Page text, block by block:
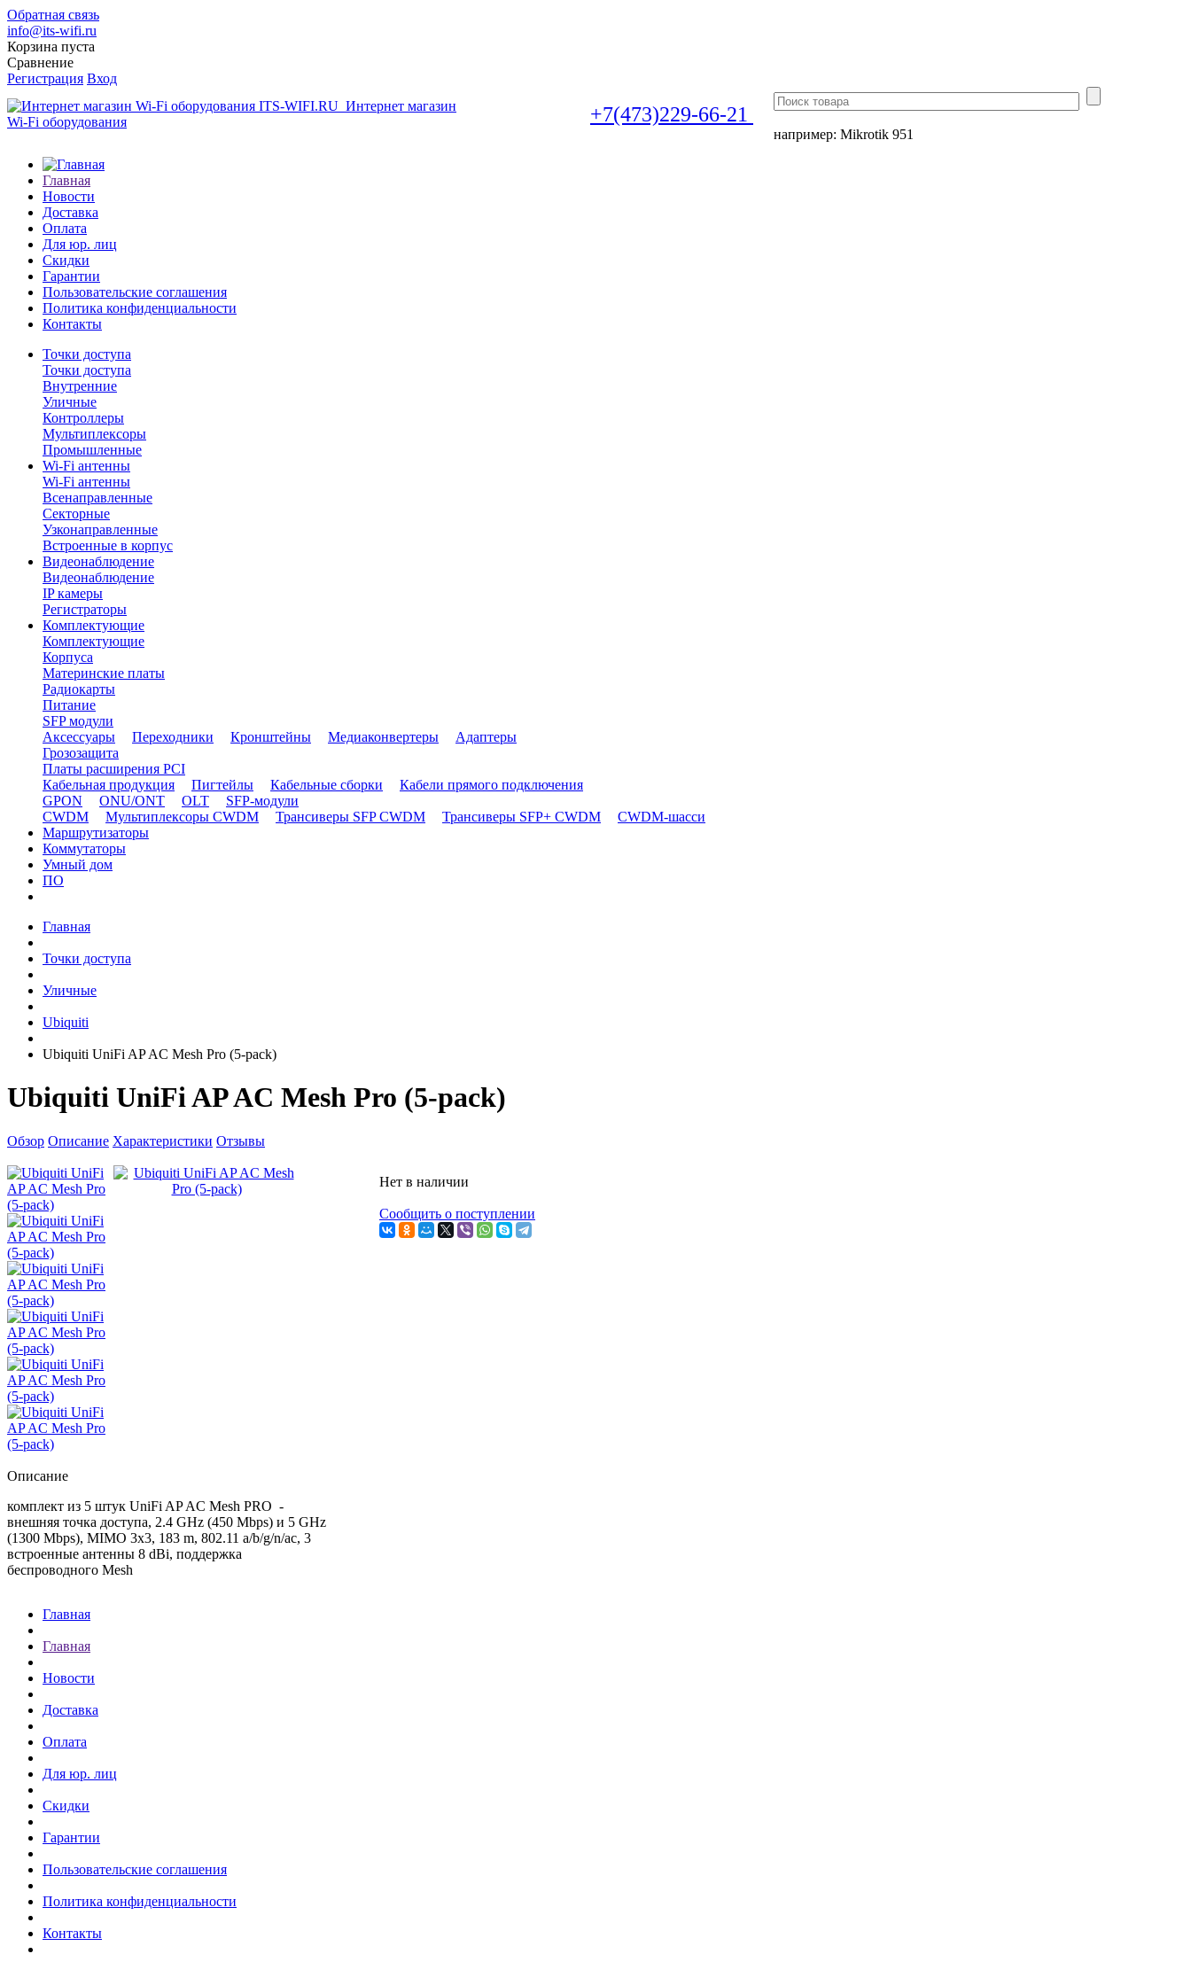
Обратная связь
info@its-wifi.ru
Корзина пуста
Сравнение
Регистрация Вход
Интернет магазин
Wi-Fi оборудования
+7(473)229-66-21
например: Mikrotik 951
Главная
Новости
Доставка
Оплата
Для юр. лиц
Скидки
Гарантии
Пользовательские соглашения
Политика конфиденциальности
Контакты
Точки доступа
Точки доступа
Внутренние
Уличные
Контроллеры
Мультиплексоры
Промышленные
Wi-Fi антенны
Wi-Fi антенны
Всенаправленные
Секторные
Узконаправленные
Встроенные в корпус
Видеонаблюдение
Видеонаблюдение
IP камеры
Регистраторы
Комплектующие
Комплектующие
Корпуса
Материнские платы
Радиокарты
Питание
SFP модули
Аксессуары
Переходники Кронштейны Медиаконвертеры
Адаптеры
Грозозащита
Платы расширения PCI
Кабельная продукция
Пигтейлы Кабельные сборки
Кабели прямого подключения
GPON
ONU/ONT OLT
SFP-модули
CWDM
Мультиплексоры CWDM Трансиверы SFP CWDM Трансиверы SFP+ CWDM
CWDM-шасси
Маршрутизаторы
Коммутаторы
Умный дом
ПО
Главная
Точки доступа
Уличные
Ubiquiti
Ubiquiti UniFi AP AC Mesh Pro (5-pack)
Ubiquiti UniFi AP AC Mesh Pro (5-pack)
Обзор Описание Характеристики Отзывы
Нет в наличии
Сообщить о поступлении
Описание
комплект из 5 штук UniFi AP AC Mesh PRO -
внешняя точка доступа, 2.4 GHz (450 Mbps) и 5 GHz
(1300 Mbps), MIMO 3x3, 183 m, 802.11 a/b/g/n/ac, 3
встроенные антенны 8 dBi, поддержка
беспроводного Mesh
Главная
Главная
Новости
Доставка
Оплата
Для юр. лиц
Скидки
Гарантии
Пользовательские соглашения
Политика конфиденциальности
Контакты